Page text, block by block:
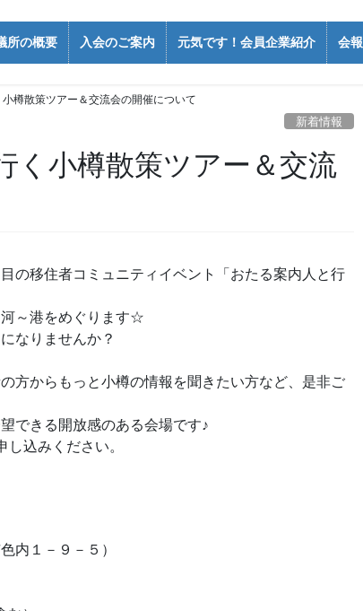
所の概要 入会のご案内 元気です！会員企業紹介 会報
樽散策ツアー＆交流会の開催について
新着情報
く小樽散策ツアー＆交流
の移住者コミュニティイベント「おたる案内人と行
～港をめぐります☆
なりませんか？
方からもっと小樽の情報を聞きたい方など、是非ご
できる開放感のある会場です♪
込みください。
内１－９－５）